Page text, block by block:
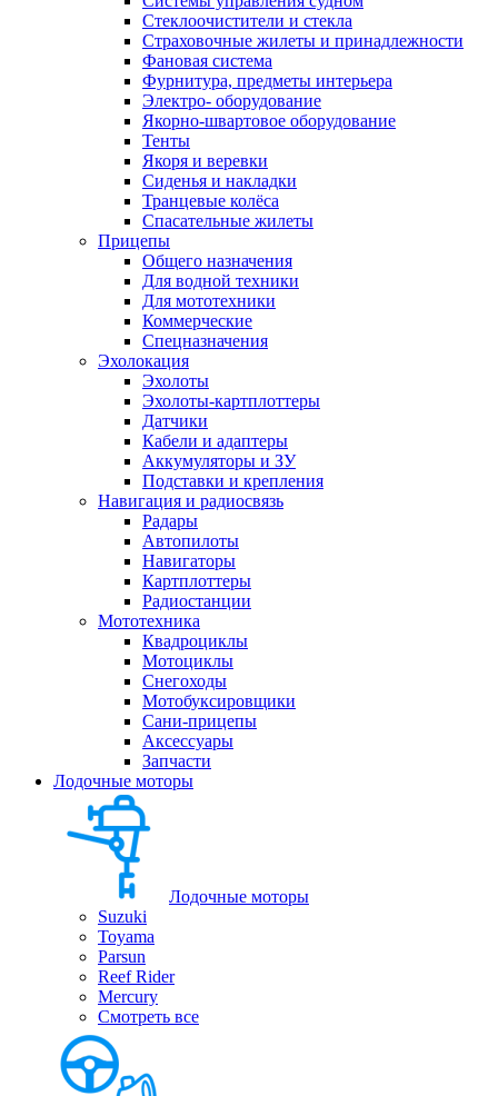
Стеклоочистители и стекла
Страховочные жилеты и принадлежности
Фановая система
Фурнитура, предметы интерьера
Электро- оборудование
Якорно-швартовое оборудование
Тенты
Якоря и веревки
Сиденья и накладки
Транцевые колёса
Спасательные жилеты
Прицепы
Общего назначения
Для водной техники
Для мототехники
Коммерческие
Спецназначения
Эхолокация
Эхолоты
Эхолоты-картплоттеры
Датчики
Кабели и адаптеры
Аккумуляторы и ЗУ
Подставки и крепления
Навигация и радиосвязь
Радары
Автопилоты
Навигаторы
Картплоттеры
Радиостанции
Мототехника
Квадроциклы
Мотоциклы
Снегоходы
Мотобуксировщики
Сани-прицепы
Аксессуары
Запчасти
Лодочные моторы
Лодочные моторы
Suzuki
Toyama
Parsun
Reef Rider
Mercury
Смотреть все